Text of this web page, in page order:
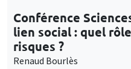
Conférence
lien social : quel
risques ?
Renaud Bourlès